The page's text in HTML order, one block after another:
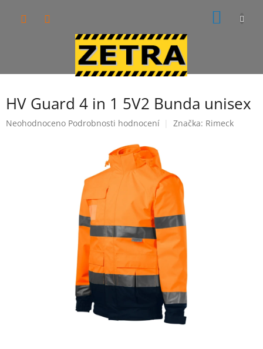
HV Guard 4 in 1 5V2 Bunda unisex
Průměrné
Neohodnoceno Podrobnosti hodnocení Značka: Rimeck